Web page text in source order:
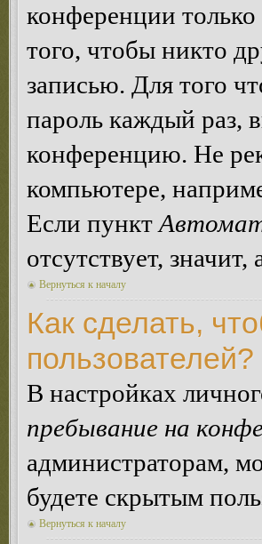
конференции
того, чтобы никто
записью. Для того
пароль каждый раз,
конференцию. Не
компьютере,
Если пункт
отсутствует,
Вернуться к началу
Как сделать,
пользователей?
В настройках
пребывание на
администраторам,
будете скрытым
Вернуться к началу